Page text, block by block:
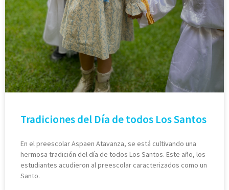
Tradiciones del Día de todos Los Santos
En el preescolar Aspaen Atavanza, se está cultivando una
hermosa tradición del día de todos Los Santos. Este año, los
estudiantes acudieron al preescolar caracterizados como un
Santo.